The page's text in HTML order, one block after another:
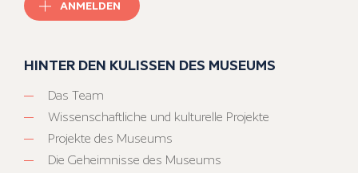
ANMELDEN
HINTER DEN KULISSEN DES MUSEUMS
Das Team
Wissenschaftliche und kulturelle Projekte
Projekte des Museums
Die Geheimnisse des Museums